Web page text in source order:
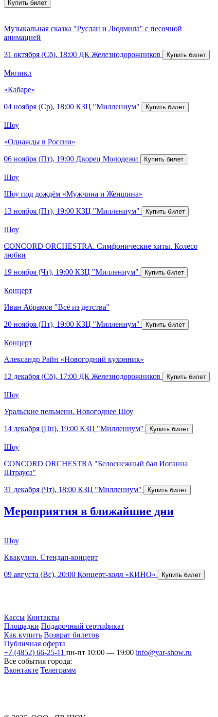
Музыкальная сказка "Руслан и Людмила" с песочной
анимацией
31 октября (Сб), 18:00 ДК Железнодорожников
Мюзикл
«Кабаре»
04 ноября (Ср), 18:00 КЗЦ "Миллениум"
Шоу
«Однажды в России»
06 ноября (Пт), 19:00 Дворец Молодежи
Шоу
Шоу под дождём «Мужчина и Женщина»
13 ноября (Пт), 19:00 КЗЦ "Миллениум"
Шоу
CONCORD ORCHESTRA. Симфонические хиты. Колесо
любви
19 ноября (Чт), 19:00 КЗЦ "Миллениум"
Концерт
Иван Абрамов "Всё из детства"
20 ноября (Пт), 19:00 КЗЦ "Миллениум"
Концерт
Александр Райн «Новогодний кухонник»
12 декабря (Сб), 17:00 ДК Железнодорожников
Шоу
Уральские пельмени. Новогоднее Шоу
14 декабря (Пн), 19:00 КЗЦ "Миллениум"
Шоу
CONCORD ORCHESTRA "Белоснежный бал Иоганна
Штрауса"
31 декабря (Чт), 18:00 КЗЦ "Миллениум"
Мероприятия в ближайшие дни
Шоу
Квакулин. Стендап-концерт
09 августа (Вс), 20:00 Концерт-холл «КИНО»
Кассы Контакты
Площадки Подарочный сертификат
Как купить Возврат билетов
Публичная оферта
+7 (4852) 66-25-11 пн-пт 10:00 — 19:00 info@yar-show.ru
Все события города:
Вконтакте Телеграмм